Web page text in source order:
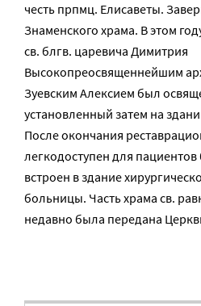
честь прпмц. Елисаветы.
Знаменского храма. В этом
св. блгв. царевича Димитрия
Высокопреосвященнейшим
Зуевским Алексием был
установленный затем на
После окончания
легкодоступен для пациентов
встроен в здание
больницы. Часть храма св.
недавно была передана